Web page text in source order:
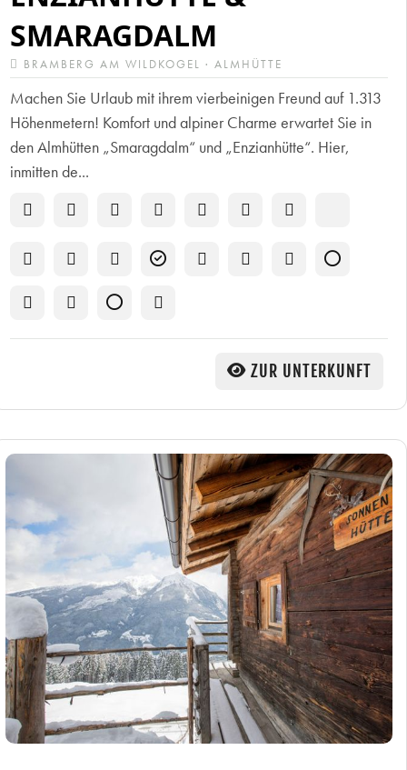
SMARAGDALM
BRAMBERG AM WILDKOGEL · ALMHÜTTE
Machen Sie Urlaub mit ihrem vierbeinigen Freund auf 1.313
Höhenmetern! Komfort und alpiner Charme erwartet Sie in
den Almhütten „Smaragdalm“ und „Enzianhütte“. Hier,
inmitten de...
ZUR UNTERKUNFT